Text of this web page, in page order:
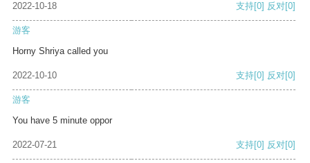
2022-10-18 支持[0] 反对[0]
游客
Horny Shriya called you
2022-10-10 支持[0] 反对[0]
游客
You have 5 minute oppor
2022-07-21 支持[0] 反对[0]